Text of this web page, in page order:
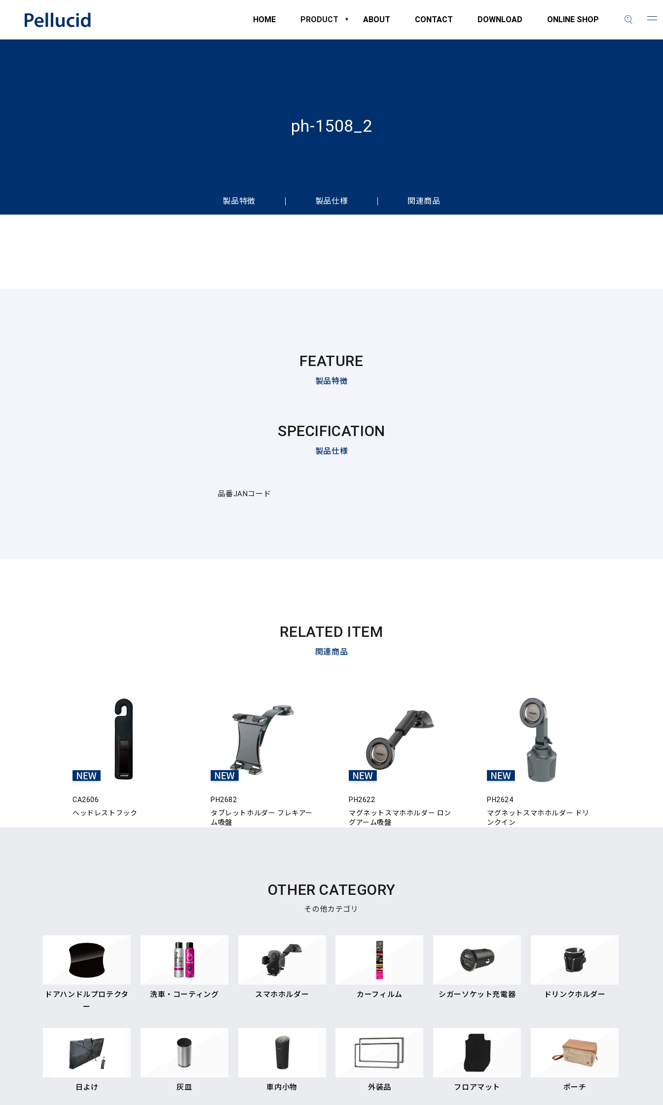
HOME PRODUCT ABOUT CONTACT DOWNLOAD ONLINE SHOP
ph-1508_2
製品特徴 製品仕様 関連商品
FEATURE
製品特徴
SPECIFICATION
製品仕様
品番JANコード
RELATED ITEM
関連商品
CA2606
ヘッドレストフック
PH2682
タブレットホルダー フレキアー
ム吸盤
PH2622
マグネットスマホホルダー ロン
グアーム吸盤
PH2624
マグネットスマホホルダー ドリ
ンクイン
OTHER CATEGORY
その他カテゴリ
ドアハンドルプロテクタ
ー
洗車・コーティング スマホホルダー カーフィルム シガーソケット充電器 ドリンクホルダー
日よけ 灰皿 車内小物 外装品 フロアマット ポーチ